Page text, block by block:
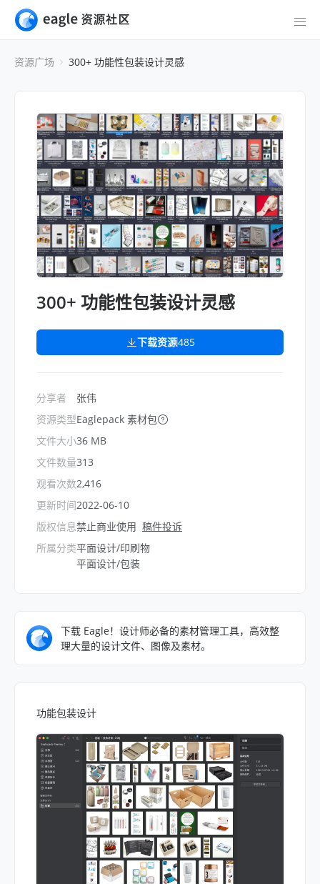
资源广场 300+ 功能性包装设计灵感
300+ 功能性包装设计灵感
下载资源485
分享者
资源类型
文件大小
文件数量
观看次数
更新时间
版权信息
所属分类
张伟
Eaglepack 素材包
36 MB
313
2,416
2022-06-10
禁止商业使用 稿件投诉
平面设计/印刷物
平面设计/包装
下载 Eagle！设计师必备的素材管理工具，高效整
理大量的设计文件、图像及素材。
功能包装设计